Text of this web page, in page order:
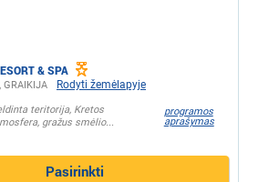
& SPA
GRAIKIJA Rodyti žemėlapyje
teritorija, Kretos
gražus smėlio...
programos
aprašymas
Pasirinkti